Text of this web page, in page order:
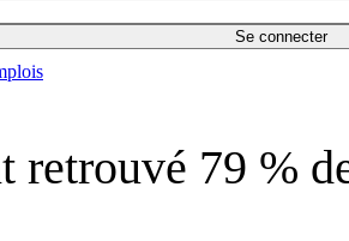
Se connecter
retrouvé 79 %